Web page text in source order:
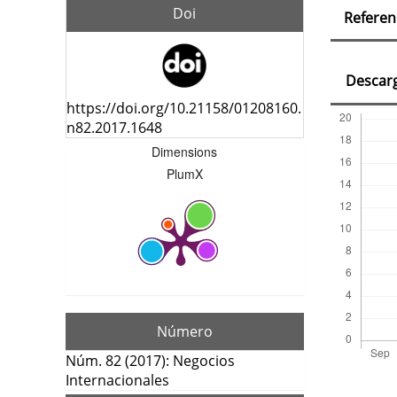
Doi
https://doi.org/10.21158/01208160.
n82.2017.1648
Dimensions
PlumX
Número
Núm. 82 (2017): Negocios
Internacionales
del